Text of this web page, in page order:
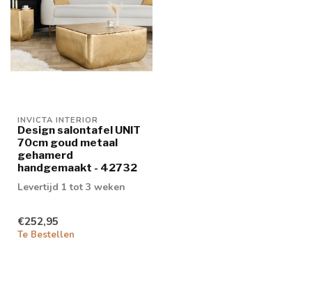
INVICTA INTERIOR
Design salontafel UNIT
70cm goud metaal
gehamerd
handgemaakt - 42732
Levertijd 1 tot 3 weken
€252,95
Te Bestellen